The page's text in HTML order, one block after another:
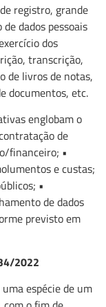
registro, grande
dados pessoais
dos
transcrição,
de livros de notas,
documentos, etc.
englobam o
de
financeiro; •
e custas;
•
de dados
previsto em
2022
espécie de um